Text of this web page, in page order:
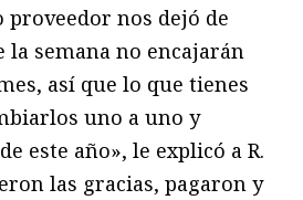
proveedor nos dejó de
la semana no encajarán
así que lo que tienes
uno a uno y
este año», le explicó a R.
las gracias, pagaron y